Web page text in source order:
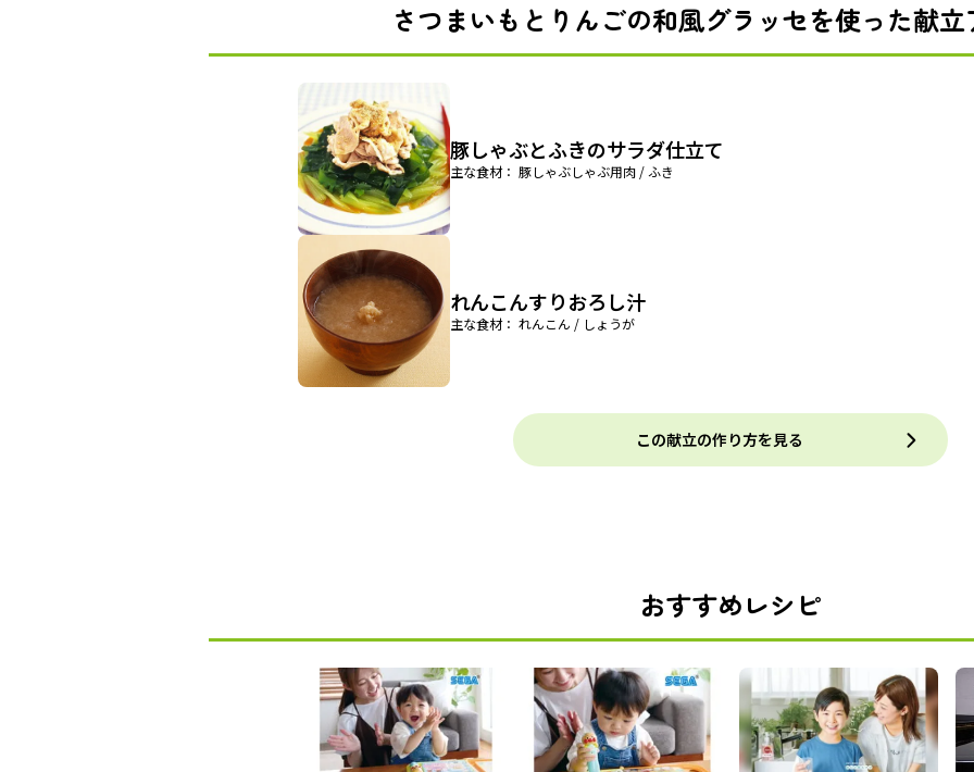
さつまいもとりんごの和風グラッセを使った献
豚しゃぶとふきのサラダ仕立て
主な食材： 豚しゃぶしゃぶ用肉 / ふき
れんこんすりおろし汁
主な食材： れんこん / しょうが
この献立の作り方を見る
おすすめレシピ